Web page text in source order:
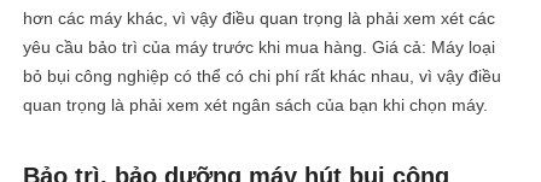
hơn các máy khác, vì vậy điều quan trọng là phải xem xét các
yêu cầu bảo trì của máy trước khi mua hàng. Giá cả: Máy loại
bỏ bụi công nghiệp có thể có chi phí rất khác nhau, vì vậy điều
quan trọng là phải xem xét ngân sách của bạn khi chọn máy.
Bảo trì, bảo dưỡng máy hút bụi công